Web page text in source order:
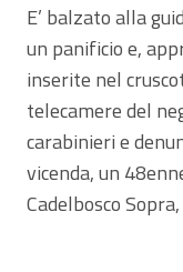
E’ balzato alla
un panificio e,
inserite nel
telecamere del
carabinieri e
vicenda, un
Cadelbosco